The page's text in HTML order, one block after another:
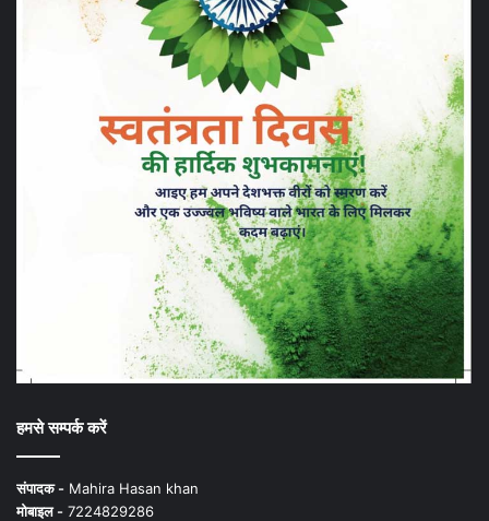
हमसे सम्पर्क करें
संपादक - Mahira Hasan khan
मोबाइल - 7224829286